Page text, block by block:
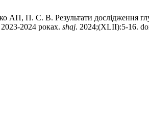
АП, П. С. В. Результати дослідження
2024 роках. shaj. 2024;(XLII):5-16.